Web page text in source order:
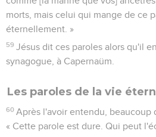
morts, mais celui qui mange de ce
éternellement. »
59 Jésus dit ces paroles alors qu'il
synagogue, à Capernaüm.
Les paroles de la vie
60 Après l'avoir entendu, beaucoup
« Cette parole est dure. Qui peut